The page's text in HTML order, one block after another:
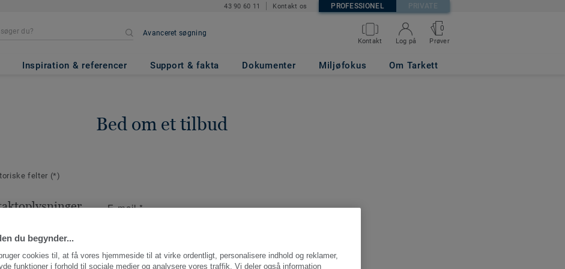
43 90 60 11 Kontakt os PROFESSIONEL PRIVATE
Avanceret søgning
Kontakt Log på
0
Prøver
Inspiration & referencer Support & fakta Dokumenter Miljøfokus Om Tarkett
Bed om et tilbud
felter (*)
bestilling.
E-mail*
du begynder...
cookies til, at få vores hjemmeside til at virke ordentligt, personalisere indhold og reklamer,
funktioner i forhold til sociale medier og analysere vores traffik. Vi deler også information